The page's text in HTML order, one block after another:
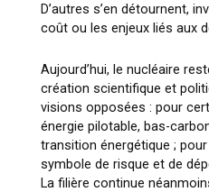
D’autres s’en détournent,
coût ou les enjeux liés aux
Aujourd’hui, le nucléaire
création scientifique et
visions opposées : pour
énergie pilotable, bas-
transition énergétique ;
symbole de risque et de
La filière continue